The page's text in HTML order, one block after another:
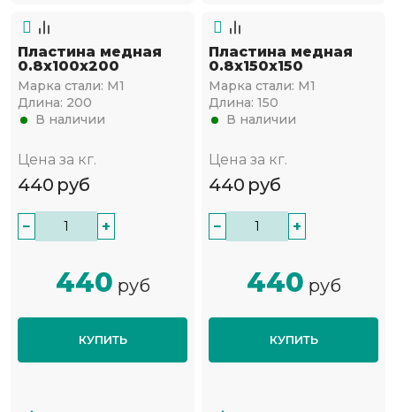
Пластина медная
0.8х100х200
Марка стали: М1
Длина: 200
В наличии
Цена за кг.
440 руб
− +
440 руб
КУПИТЬ
Пластина медная
0.8х150х150
Марка стали: М1
Длина: 150
В наличии
Цена за кг.
440 руб
− +
440 руб
КУПИТЬ